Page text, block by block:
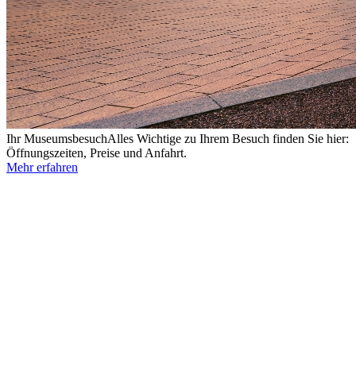
Ihr MuseumsbesuchAlles Wichtige zu Ihrem Besuch finden Sie hier:
Öffnungszeiten, Preise und Anfahrt.
Mehr erfahren